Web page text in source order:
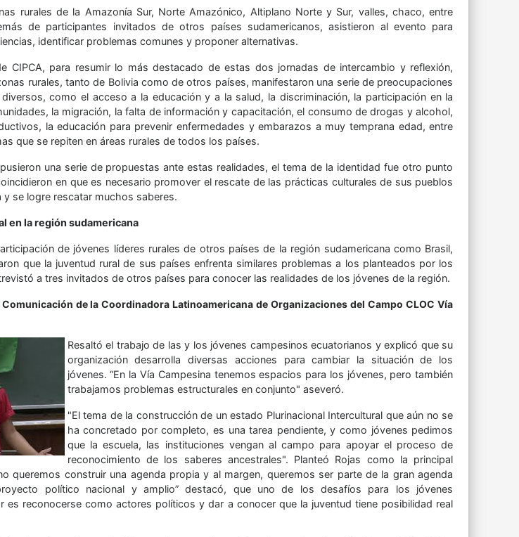
rurales de la Amazonía Sur, Norte Amazónico, Altiplano Norte y Sur, valles, chaco, entre
de participantes invitados de otros países sudamericanos, asistieron al evento para
identificar problemas comunes y proponer alternativas.
CIPCA, para resumir lo más destacado de estas dos jornadas de intercambio y reflexión,
rurales, tanto de Bolivia como de otros países, manifestaron una serie de preocupaciones
como el acceso a la educación y a la salud, la discriminación, la participación en la
la migración, la falta de información y capacitación, el consumo de drogas y alcohol,
la educación para prevenir enfermedades y embarazos a muy temprana edad, entre
que se repiten en áreas rurales de todos los países.
una serie de propuestas ante estas realidades, el tema de la identidad fue otro punto
en que es necesario promover el rescate de las prácticas culturales de sus pueblos
y se logre rescatar muchos saberes.
en la región sudamericana
de jóvenes líderes rurales de otros países de la región sudamericana como Brasil,
que la juventud rural de sus países enfrenta similares problemas a los planteados por los
a tres invitados de otros países para conocer las realidades de los jóvenes de la región.
de la Coordinadora Latinoamericana de Organizaciones del Campo CLOC Vía
Resaltó el trabajo de las y los jóvenes campesinos ecuatorianos y explicó que su
organización desarrolla diversas acciones para cambiar la situación de los
jóvenes. “En la Vía Campesina tenemos espacios para los jóvenes, pero también
trabajamos problemas estructurales en conjunto" aseveró.
"El tema de la construcción de un estado Plurinacional Intercultural que aún no se
ha concretado por completo, es una tarea pendiente, y como jóvenes pedimos
que la escuela, las instituciones vengan al campo para apoyar el proceso de
reconocimiento de los saberes ancestrales". Planteó Rojas como la principal
queremos construir una agenda propia y al margen, queremos ser parte de la gran agenda
político nacional y amplio” destacó, que uno de los desafíos para los jóvenes
es reconocerse como actores políticos y dar a conocer que la juventud tiene posibilidad real